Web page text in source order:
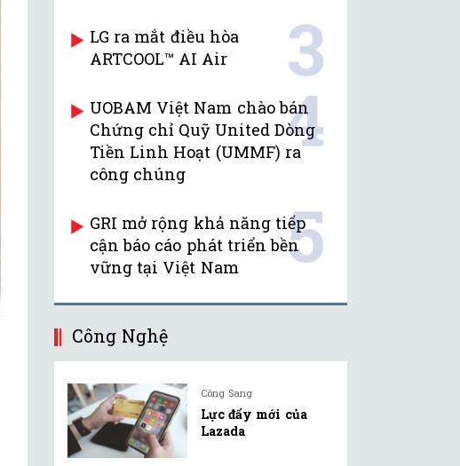
LG ra mắt điều hòa
ARTCOOL™ AI Air
3
UOBAM Việt Nam chào bán
Chứng chỉ Quỹ United Dòng
Tiền Linh Hoạt (UMMF) ra
công chúng
4
GRI mở rộng khả năng tiếp
cận báo cáo phát triển bền
vững tại Việt Nam
5
Công Nghệ
Công Sang
Lực đẩy mới của
Lazada